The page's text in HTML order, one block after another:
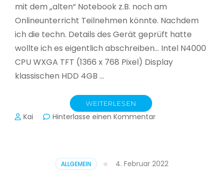
mit dem „alten“ Notebook z.B. noch am
Onlineunterricht Teilnehmen könnte. Nachdem
ich die techn. Details des Gerät geprüft hatte
wollte ich es eigentlich abschreiben… Intel N4000
CPU WXGA TFT (1366 x 768 Pixel) Display
klassischen HDD 4GB …
WEITERLESEN
Kai Hinterlasse einen Kommentarzu
ALLGEMEIN 4. Februar 2022